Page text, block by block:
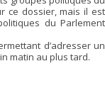
ce dossier, mais il est
du Parlement
d’adresser un
matin au plus tard.